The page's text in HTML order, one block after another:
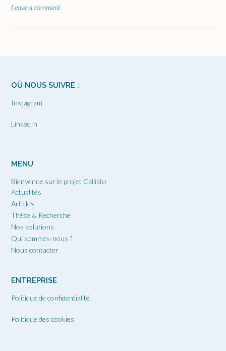
Leave a comment
OÙ NOUS SUIVRE :
Instagram
LinkedIn
MENU
Bienvenue sur le projet Callisto
Actualités
Articles
Thèse & Recherche
Nos solutions
Qui sommes-nous ?
Nous contacter
ENTREPRISE
Politique de confidentialité
Politique des cookies